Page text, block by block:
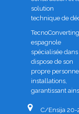
solution
technique de
espagnole
spécialisée
dispose de son
propre
installations,
garantissant
C/Ensija 20-